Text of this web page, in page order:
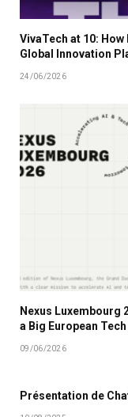
VivaTech at 10: How
Global Innovation
24/06/2026
Nexus Luxembourg
a Big European Tech
09/06/2026
Présentation de